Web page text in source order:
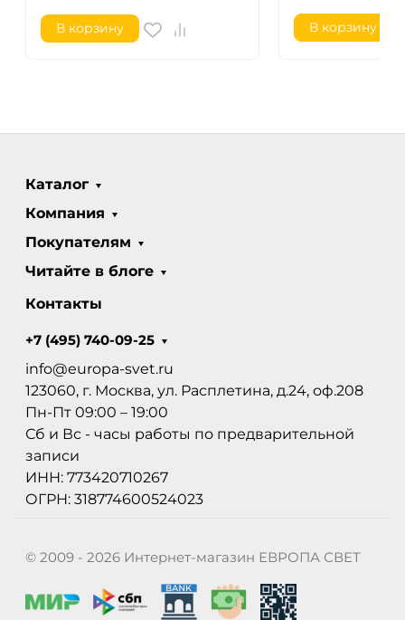
В корзину В корзину
Каталог
Компания
Покупателям
Читайте в блоге
Контакты
+7 (495) 740-09-25
info@europa-svet.ru
123060, г. Москва, ул. Расплетина, д.24, оф.208
Пн-Пт 09:00 – 19:00
Сб и Вс - часы работы по предварительной
записи
ИНН: 773420710267
ОГРН: 318774600524023
© 2009 - 2026 Интернет-магазин ЕВРОПА СВЕТ